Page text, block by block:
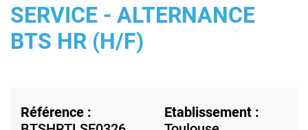
SERVICE - ALTERNANCE
BTS HR (H/F)
Référence :
Etablissement :